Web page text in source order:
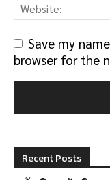
Save my
browser for the
Recent Posts